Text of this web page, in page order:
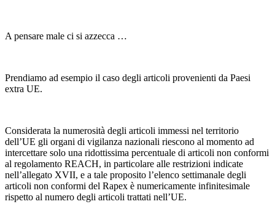
A pensare male ci si azzecca …
Prendiamo ad esempio il caso degli articoli provenienti da Paesi
extra UE.
Considerata la numerosità degli articoli immessi nel territorio
dell’UE gli organi di vigilanza nazionali riescono al momento ad
intercettare solo una ridottissima percentuale di articoli non conformi
al regolamento REACH, in particolare alle restrizioni indicate
nell’allegato XVII, e a tale proposito l’elenco settimanale degli
articoli non conformi del Rapex è numericamente infinitesimale
rispetto al numero degli articoli trattati nell’UE.